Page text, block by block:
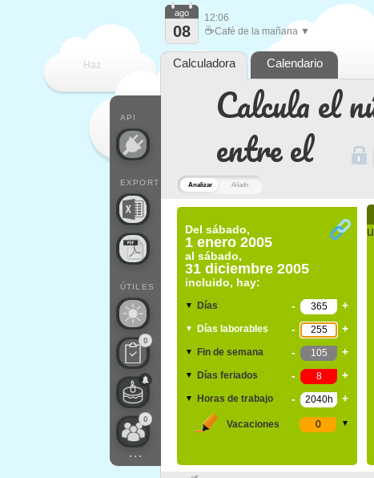
Analizar Añadir
Calcula el
entre el
Del sábado,
1 enero 2005
al sábado,
31 diciembre 2005
incluido, hay:
▼ Días - +
▼ Días laborables - +
▼ Fin de semana - +
▼ Días feriados - +
▼ Horas de trabajo - +
Vacaciones ▼
Haz
API
EXPORT
ÚTILES
0
0
...
ago
08
12:06
☕Café de la mañana ▼
Calculadora Calendario